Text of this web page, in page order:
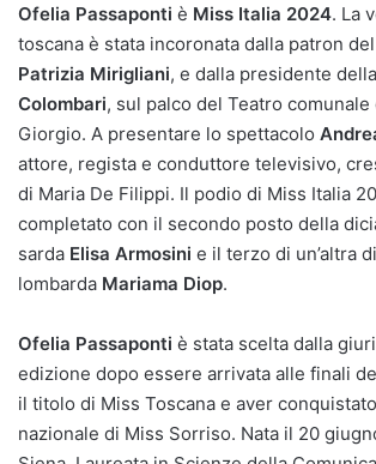
Ofelia Passaponti è Miss Italia 2024. La
toscana è stata incoronata dalla patron
Patrizia Mirigliani, e dalla presidente
Colombari, sul palco del Teatro comunale
Giorgio. A presentare lo spettacolo
attore, regista e conduttore televisivo,
di Maria De Filippi. Il podio di Miss Italia
completato con il secondo posto della
sarda Elisa Armosini e il terzo di un’altra
lombarda Mariama Diop.
Ofelia Passaponti è stata scelta dalla
edizione dopo essere arrivata alle finali
il titolo di Miss Toscana e aver
nazionale di Miss Sorriso. Nata il 20